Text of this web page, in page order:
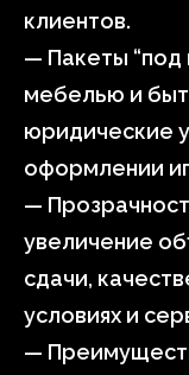
клиентов.
— Пакеты “под
мебелью и
юридические
оформлении
—
увеличение
сдачи,
условиях и
—